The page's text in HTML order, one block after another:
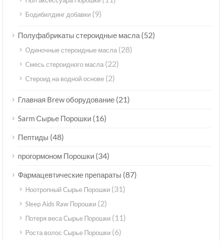
Бодибилдинг добавки (9)
Полуфабрикаты стероидные масла (52)
Одиночные стероидные масла (28)
Смесь стероидного масла (22)
Стероид на водной основе (2)
Главная Brew оборудование (21)
Sarm Сырье Порошки (16)
Пептиды (48)
прогормоном Порошки (34)
Фармацевтические препараты (87)
Ноотропный Сырье Порошки (31)
Sleep Aids Raw Порошки (2)
Потеря веса Сырье Порошки (11)
Роста волос Сырье Порошки (6)